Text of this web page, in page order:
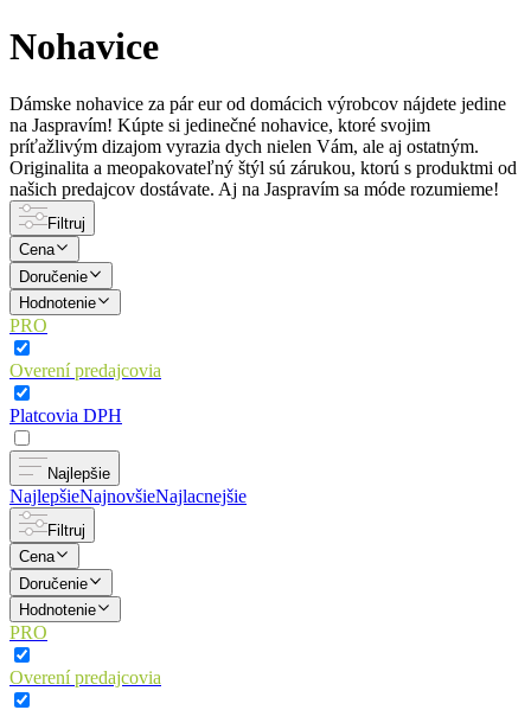
Nohavice
Dámske nohavice za pár eur od domácich výrobcov nájdete jedine
na Jaspravím! Kúpte si jedinečné nohavice, ktoré svojim
príťažlivým dizajom vyrazia dych nielen Vám, ale aj ostatným.
Originalita a meopakovateľný štýl sú zárukou, ktorú s produktmi od
našich predajcov dostávate. Aj na Jaspravím sa móde rozumieme!
Filtruj
Cena
Doručenie
Hodnotenie
PRO
Overení predajcovia
Platcovia DPH
Najlepšie
NajlepšieNajnovšieNajlacnejšie
Filtruj
Cena
Doručenie
Hodnotenie
PRO
Overení predajcovia